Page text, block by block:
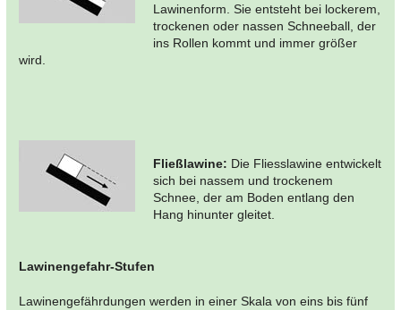
Lawinenform. Sie entsteht bei lockerem,
trockenen oder nassen Schneeball, der
ins Rollen kommt und immer größer
wird.
Fließlawine: Die Fliesslawine entwickelt
sich bei nassem und trockenem
Schnee, der am Boden entlang den
Hang hinunter gleitet.
Lawinengefahr-Stufen
Lawinengefährdungen werden in einer Skala von eins bis fünf